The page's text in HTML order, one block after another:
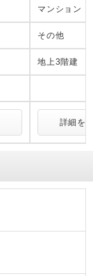
マンション
その他
地上3階建
詳細を